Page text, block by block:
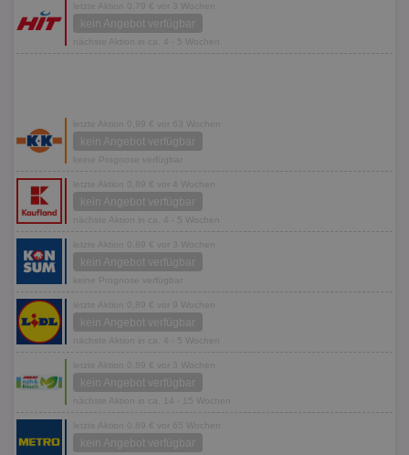
letzte Aktion 0,79 € vor 3 Wochen
kein Angebot verfügbar
nächste Aktion in ca. 4 - 5 Wochen
letzte Aktion 0,99 € vor 63 Wochen
kein Angebot verfügbar
keine Prognose verfügbar
letzte Aktion 0,89 € vor 4 Wochen
kein Angebot verfügbar
nächste Aktion in ca. 4 - 5 Wochen
letzte Aktion 0,89 € vor 3 Wochen
kein Angebot verfügbar
keine Prognose verfügbar
letzte Aktion 0,89 € vor 9 Wochen
kein Angebot verfügbar
nächste Aktion in ca. 4 - 5 Wochen
letzte Aktion 0,89 € vor 3 Wochen
kein Angebot verfügbar
nächste Aktion in ca. 14 - 15 Wochen
letzte Aktion 0,89 € vor 65 Wochen
kein Angebot verfügbar